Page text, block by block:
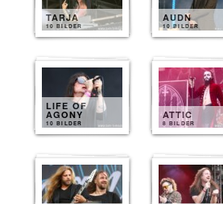
TARJA
10 BILDER
AUDN
10 BILDER
LIFE OF
AGONY
10 BILDER
ATTIC
8 BILDER